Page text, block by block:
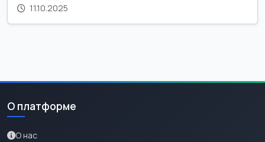
11.10.2025
О платформе
О нас